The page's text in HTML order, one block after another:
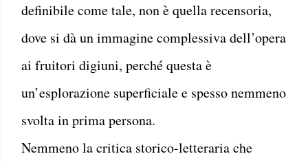
definibile come tale, non è quella recensoria,
dove si dà un immagine complessiva dell’opera
ai fruitori digiuni, perché questa è
un’esplorazione superficiale e spesso nemmeno
svolta in prima persona.
Nemmeno la critica storico-letteraria che